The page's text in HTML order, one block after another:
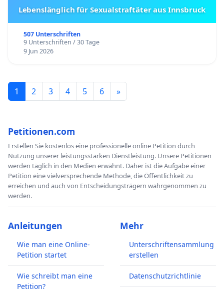
Lebenslänglich für Sexualstraftäter aus Innsbruck
507 Unterschriften
9 Unterschriften / 30 Tage
9 Jun 2026
1 2 3 4 5 6 »
Petitionen.com
Erstellen Sie kostenlos eine professionelle online Petition durch
Nutzung unserer leistungsstarken Dienstleistung. Unsere Petitionen
werden täglich in den Medien erwähnt. Daher ist die Aufgabe einer
Petition eine vielversprechende Methode, die Öffentlichkeit zu
erreichen und auch von Entscheidungsträgern wahrgenommen zu
werden.
Anleitungen
Wie man eine Online-
Petition startet
Wie schreibt man eine
Petition?
Mehr
Unterschriftensammlung
erstellen
Datenschutzrichtlinie